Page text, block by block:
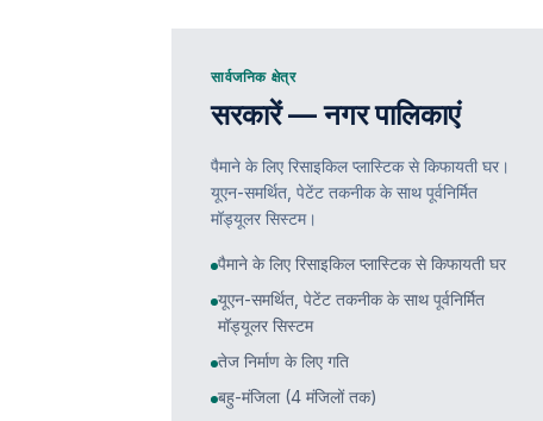
सार्वजनिक क्षेत्र
सरकारें — नगर पालिकाएं
पैमाने के लिए रिसाइकिल प्लास्टिक से किफायती घर।
यूएन-समर्थित, पेटेंट तकनीक के साथ पूर्वनिर्मित
मॉड्यूलर सिस्टम।
पैमाने के लिए रिसाइकिल प्लास्टिक से किफायती घर
यूएन-समर्थित, पेटेंट तकनीक के साथ पूर्वनिर्मित
मॉड्यूलर सिस्टम
तेज निर्माण के लिए गति
बहु-मंजिला (4 मंजिलों तक)